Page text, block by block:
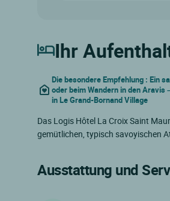
Ihr
Die besondere Empfehlung : Ein
oder beim Wandern in den
in Le Grand-Bornand Village
Das Logis Hôtel La Croix Saint
gemütlichen, typisch savoyischen
Ausstattung und